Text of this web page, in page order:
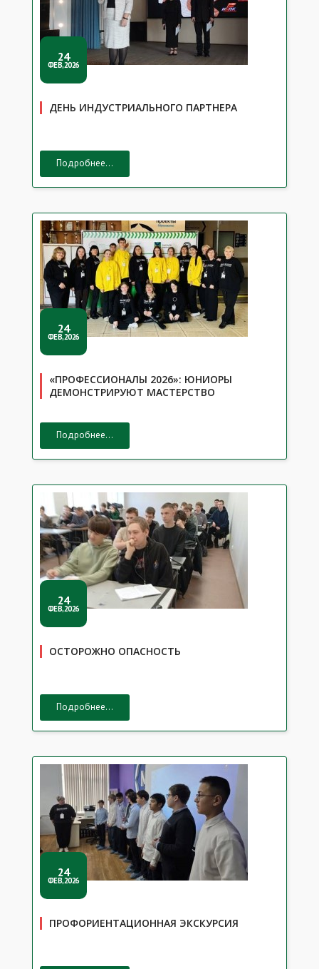
24
ФЕВ,2026
ДЕНЬ ИНДУСТРИАЛЬНОГО ПАРТНЕРА
Подробнее...
24
ФЕВ,2026
«ПРОФЕССИОНАЛЫ 2026»: ЮНИОРЫ
ДЕМОНСТРИРУЮТ МАСТЕРСТВО
Подробнее...
24
ФЕВ,2026
ОСТОРОЖНО ОПАСНОСТЬ
Подробнее...
24
ФЕВ,2026
ПРОФОРИЕНТАЦИОННАЯ ЭКСКУРСИЯ